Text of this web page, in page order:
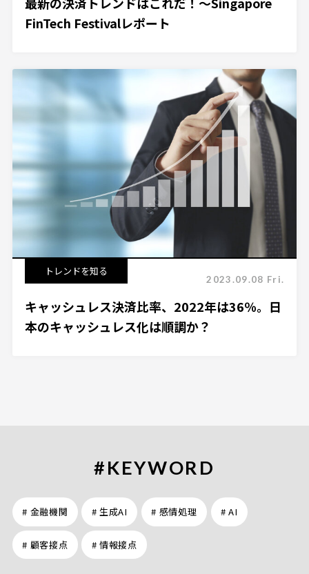
FinTech Festivalレポート
トレンドを知る
2023.09.08 Fri.
キャッシュレス決済比率、2022年は36％。日
本のキャッシュレス化は順調か？
#KEYWORD
# 金融機関 # 生成AI # 感情処理 # AI
# 顧客接点 # 情報接点